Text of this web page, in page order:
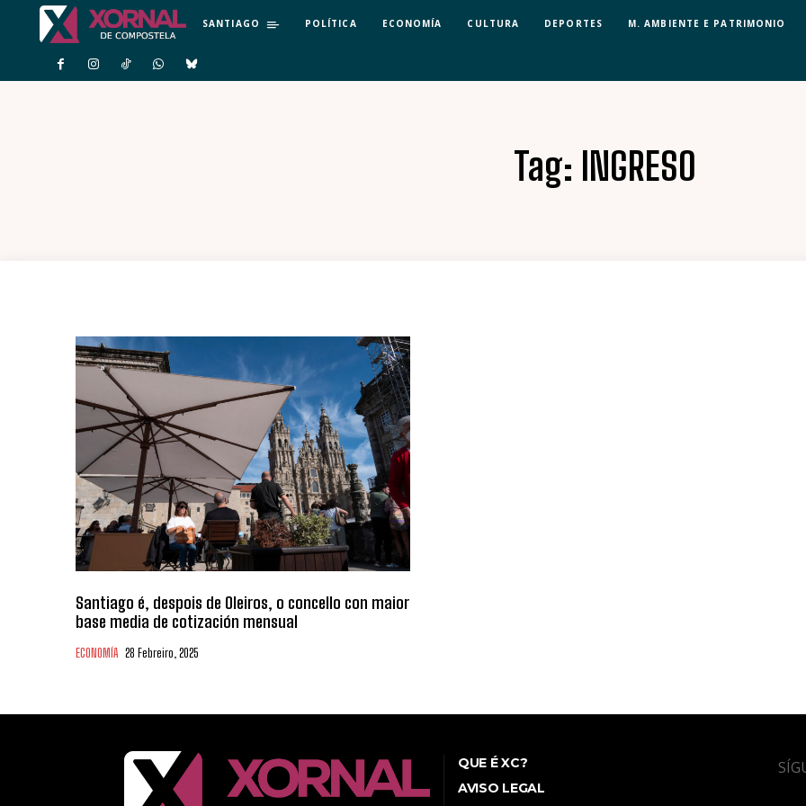
SANTIAGO POLÍTICA ECONOMÍA CULTURA DEPORTES M. AMBIENTE E PATRIMONIO
Tag: INGRESO
Santiago é, despois de Oleiros, o concello con maior
base media de cotización mensual
ECONOMÍA 28 Febreiro, 2025
QUE É XC?
AVISO LEGAL